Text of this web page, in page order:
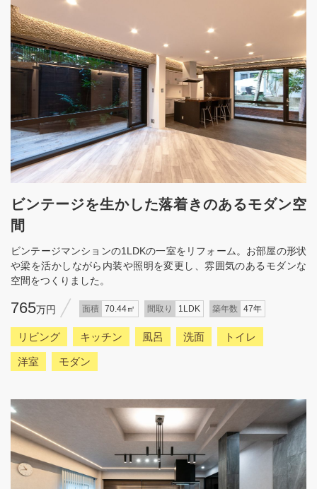
ビンテージを生かした落着きのあるモダン空
間
ビンテージマンションの1LDKの一室をリフォーム。お部屋の形状
や梁を活かしながら内装や照明を変更し、雰囲気のあるモダンな
空間をつくりました。
765万円 面積 70.44㎡ 間取り 1LDK 築年数 47年
リビング キッチン 風呂 洗面 トイレ
洋室 モダン